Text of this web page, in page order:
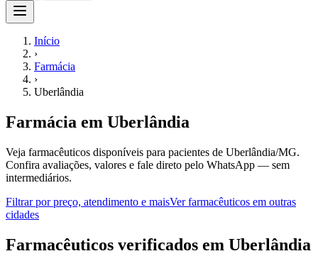
Início
›
Farmácia
›
Uberlândia
Farmácia em Uberlândia
Veja farmacêuticos disponíveis para pacientes de Uberlândia/MG.
Confira avaliações, valores e fale direto pelo WhatsApp — sem
intermediários.
Filtrar por preço, atendimento e maisVerfarmacêuticos em outras
cidades
Farmacêuticos verificados em Uberlândia